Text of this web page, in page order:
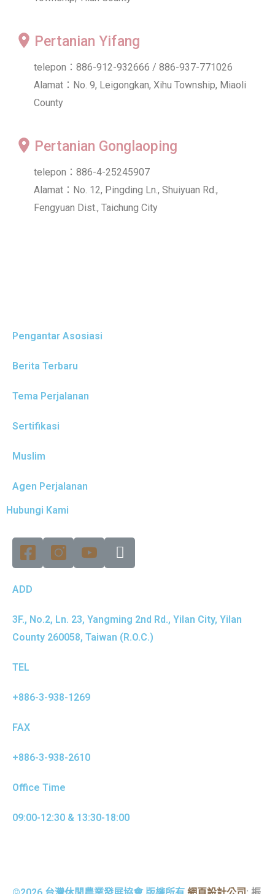
Pertanian Yifang
telepon：886-912-932666 / 886-937-771026
Alamat：No. 9, Leigongkan, Xihu Township, Miaoli
County
Pertanian Gonglaoping
telepon：886-4-25245907
Alamat：No. 12, Pingding Ln., Shuiyuan Rd.,
Fengyuan Dist., Taichung City
Pengantar Asosiasi
Berita Terbaru
Tema Perjalanan
Sertifikasi
Muslim
Agen Perjalanan
Hubungi Kami
ADD
3F., No.2, Ln. 23, Yangming 2nd Rd., Yilan City, Yilan
County 260058, Taiwan (R.O.C.)
TEL
+886-3-938-1269
FAX
+886-3-938-2610
Office Time
09:00-12:30 & 13:30-18:00